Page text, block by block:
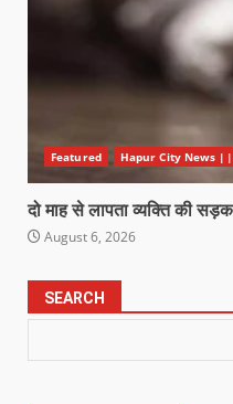
Featured Hapur City News ||
दो माह से लापता व्यक्ति की
August 6, 2026
SEARCH